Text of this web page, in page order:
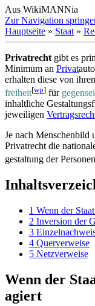
Aus WikiMANNia
Zur Navigation
Hauptseite » Staat »
Privatrecht gibt es
Minimum an Privat
erhalten diese von
freiheit[wp] für
inhaltliche
jeweiligen
Je nach Menschenbild
Privatrecht die
gestaltung der
1 Wenn der
2 Inversion der
3
4 Querverweise
5 Netzverweise
Wenn der
agiert